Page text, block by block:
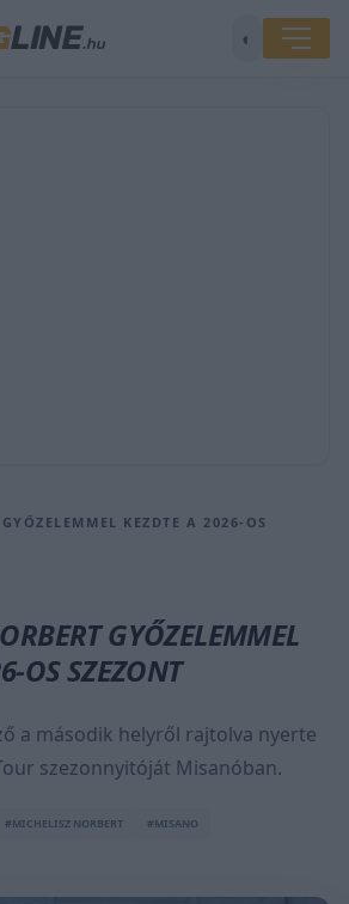
◐
KEZDTE A 2026-OS
GYŐZELEMMEL
OS SZEZONT
a második helyről rajtolva nyerte
szezonnyitóját Misanóban.
#MICHELISZ NORBERT
#MISANO